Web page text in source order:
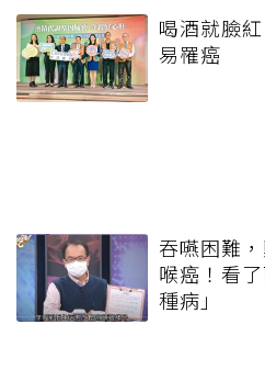
喝酒就臉
易罹癌
吞嚥困難
喉癌！看
種病」